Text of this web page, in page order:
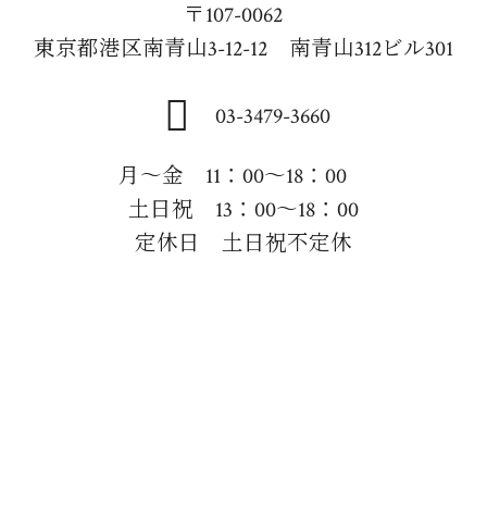
〒107-0062
東京都港区南青山3-12-12 南青山312ビル301
03-3479-3660
月～金 11：00～18：00
土日祝 13：00～18：00
定休日 土日祝不定休